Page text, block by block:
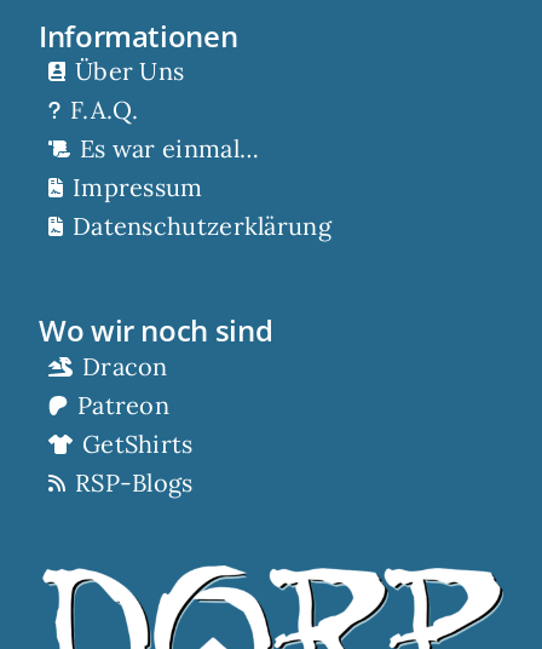
Informationen
Über Uns
F.A.Q.
Es war einmal…
Impressum
Datenschutzerklärung
Wo wir noch sind
Dracon
Patreon
GetShirts
RSP-Blogs